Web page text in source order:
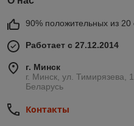
90% положительных из 20
Работает с 27.12.2014
г. Минск
г. Минск, ул. Тимирязева,
Беларусь
Контакты